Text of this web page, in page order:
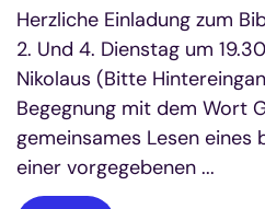
Herzliche Einladung zum
2. Und 4. Dienstag um
Nikolaus (Bitte
Begegnung mit dem Wort
gemeinsames Lesen eines
einer vorgegebenen ...